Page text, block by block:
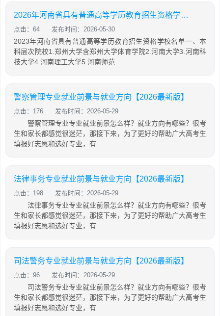
2026年河南省具有普通高等学历教育招生资格学校名单一览
点击：64 发布时间：2026-05-30
2023年河南省具有普通高等学历教育招生资格学校名单一、本
科层次院校1.郑州大学含郑州大学体育学院2.河南大学3.河南科
技大学4.河南理工大学5.河南师范
警察管理专业就业前景与就业方向【2026最新版】
点击：176 发布时间：2026-05-29
警察管理专业专业就业前景怎么样？就业方向有哪些？很考
生和家长都感觉很迷茫，那接下来，为了更好的帮助广大高考生
填报好志愿和选好专业，有
法律事务专业就业前景与就业方向【2026最新版】
点击：198 发布时间：2026-05-29
法律事务专业专业就业前景怎么样？就业方向有哪些？很考
生和家长都感觉很迷茫，那接下来，为了更好的帮助广大高考生
填报好志愿和选好专业，有
司法警务专业就业前景与就业方向【2026最新版】
点击：96 发布时间：2026-05-29
司法警务专业专业就业前景怎么样？就业方向有哪些？很考
生和家长都感觉很迷茫，那接下来，为了更好的帮助广大高考生
填报好志愿和选好专业，有